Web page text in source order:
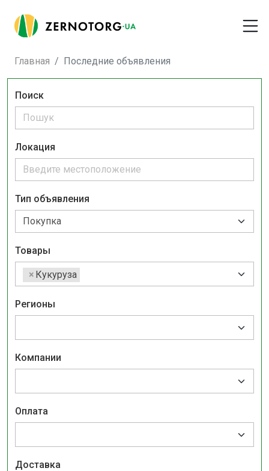
Главная Последние объявления
Поиск
Локация
Тип объявления
Товары
× Кукуруза
Регионы
Компании
Оплата
Доставка